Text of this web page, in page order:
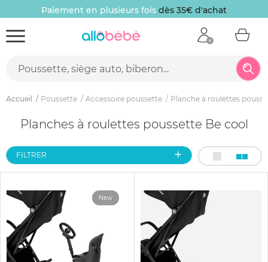
Paiement en plusieurs fois dès 35€ d'achat
Accueil Poussette Accessoire poussette Planche à roulettes
Planches à roulettes poussette Be cool
FILTRER
New